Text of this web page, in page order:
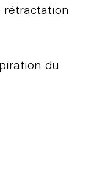
du